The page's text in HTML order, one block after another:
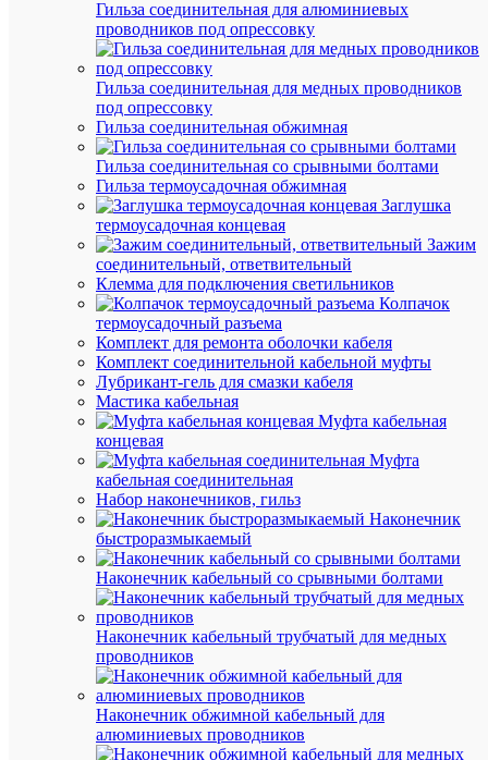
Гильза соединительная для алюминиевых
проводников под опрессовку
Гильза соединительная для медных проводников
под опрессовку
Гильза соединительная обжимная
Гильза соединительная со срывными болтами
Гильза термоусадочная обжимная
Заглушка
термоусадочная концевая
Зажим
соединительный, ответвительный
Клемма для подключения светильников
Колпачок
термоусадочный разъема
Комплект для ремонта оболочки кабеля
Комплект соединительной кабельной муфты
Лубрикант-гель для смазки кабеля
Мастика кабельная
Муфта кабельная
концевая
Муфта
кабельная соединительная
Набор наконечников, гильз
Наконечник
быстроразмыкаемый
Наконечник кабельный со срывными болтами
Наконечник кабельный трубчатый для медных
проводников
Наконечник обжимной кабельный для
алюминиевых проводников
Вес
209
35
156
мм
23.7